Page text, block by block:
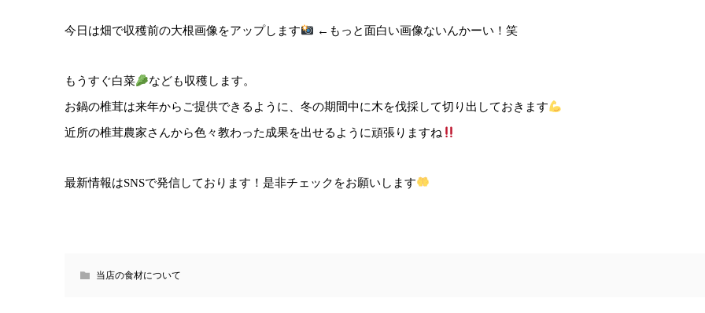
今日は畑で収穫前の大根画像をアップします ←もっと面白い画像ないんかーい！笑
もうすぐ白菜 なども収穫します。
お鍋の椎茸は来年からご提供できるように、冬の期間中に木を伐採して切り出しておきます
近所の椎茸農家さんから色々教わった成果を出せるように頑張りますね
最新情報はSNSで発信しております！是非チェックをお願いします
当店の食材について